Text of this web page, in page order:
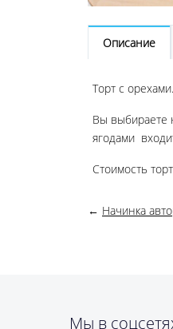
Описание
Торт с
Вы выбираете
ягодами
Стоимость
← Начинка
Мы в